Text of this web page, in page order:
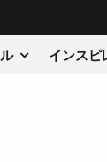
インスピ